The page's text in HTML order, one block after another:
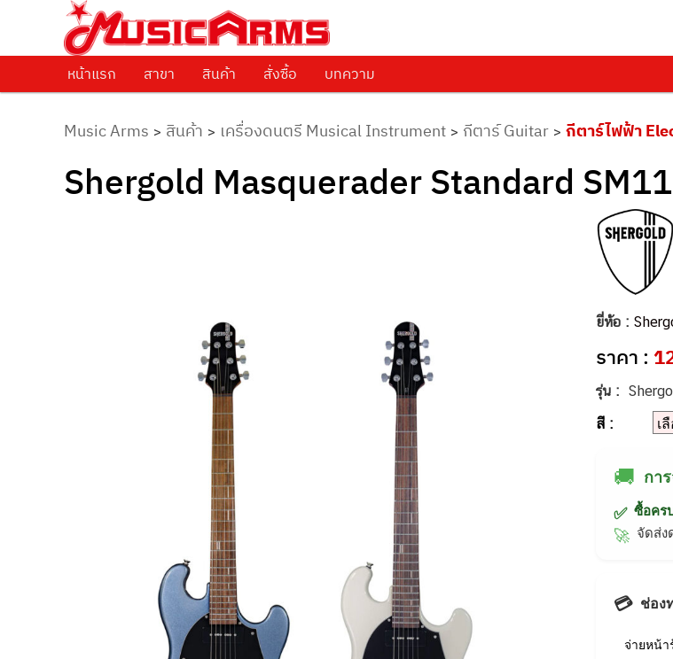
Music Arms
ศูนย์รวมครื่องดนตรีทุกชนิด ตั้งแต่เริ่มต้นถึงมืออาชีพ
Skip to primary content
หน้าแรก สาขา สินค้า สั่งซื้อ บทความ
Music Arms > สินค้า > เครื่องดนตรี Musical Instrument > กีตาร์ Guitar > กีตาร์ไฟฟ้า
Shergold Masquerader Standard
ยี่ห้อ :
ราคา :
รุ่น :
สี :
🚚 กา
✅ ซื้อคร
🚀 จัดส่
💳 ช่อง
จ่ายหน้า